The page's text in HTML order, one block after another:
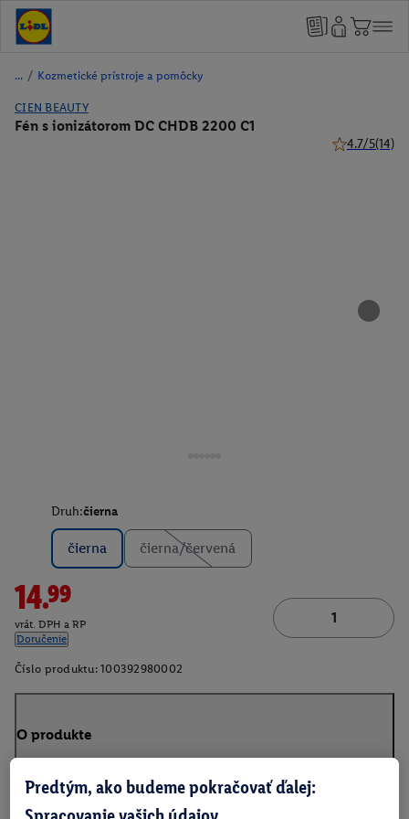
/ Kozmetické prístroje a pomôcky
CIEN BEAUTY
Fén s ionizátorom DC CHDB 2200 C1
4.7/5(14)
Druh:čierna
čierna čierna/červená
14.99
vrát. DPH a RP
Doručenie
Číslo produktu: 100392980002
O produkte
Predtým, ako budeme pokračovať ďalej:
Spracovanie vašich údajov